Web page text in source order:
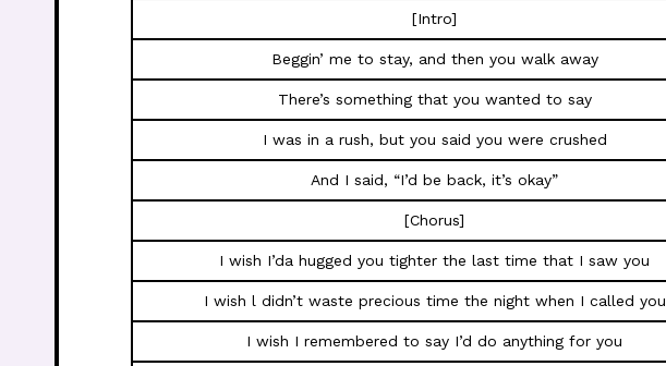
[Intro]
Beggin’ me to stay, and then you walk away
There’s something that you wanted to say
I was in a rush, but you said you were crushed
And I said, “I’d be back, it’s okay”
[Chorus]
I wish I’da hugged you tighter the last time that I saw you
I wish l didn’t waste precious time the night when I called you
I wish I remembered to say I’d do anything for you